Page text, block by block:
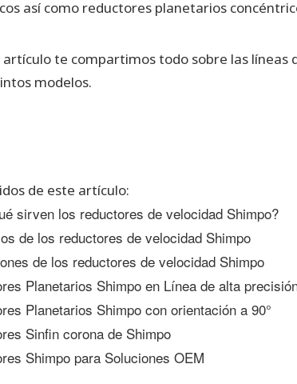
así como reductores planetarios
artículo te compartimos todo sobre las
modelos.
de este artículo:
sirven los reductores de velocidad Shimpo?
de los reductores de velocidad Shimpo
de los reductores de velocidad Shimpo
Planetarios Shimpo en Línea de alta
Planetarios Shimpo con orientación a 90°
Sinfin corona de Shimpo
Shimpo para Soluciones OEM